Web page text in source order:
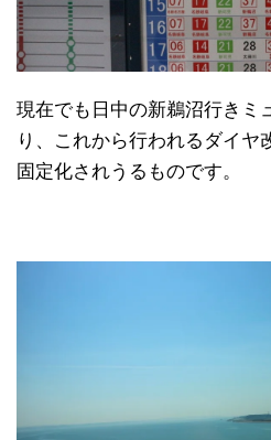
現在でも日中の新鵜沼行きミ
り、これから行われるダイヤ
固定化されうるものです。